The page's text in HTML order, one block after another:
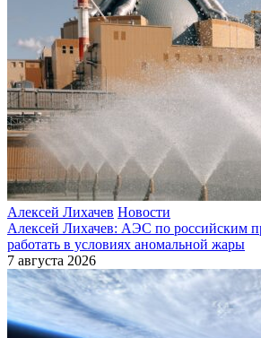
Алексей Лихачев Новости
Алексей Лихачев: АЭС по российским
работать в условиях аномальной жары
7 августа 2026